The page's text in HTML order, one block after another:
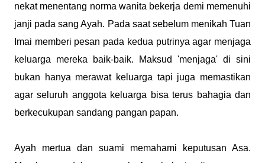
nekat menentang norma wanita bekerja demi memenuhi
janji pada sang Ayah. Pada saat sebelum menikah Tuan
Imai memberi pesan pada kedua putrinya agar menjaga
keluarga mereka baik-baik. Maksud 'menjaga' di sini
bukan hanya merawat keluarga tapi juga memastikan
agar seluruh anggota keluarga bisa terus bahagia dan
berkecukupan sandang pangan papan.
Ayah mertua dan suami memahami keputusan Asa.